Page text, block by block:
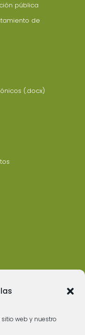
web y nuestro
pública
de
(.docx)